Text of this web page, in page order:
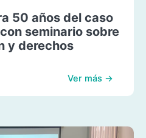
50 años del caso
seminario sobre
y derechos
Ver más →